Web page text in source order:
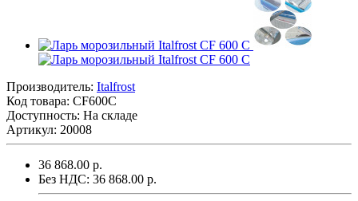
Производитель: Italfrost
Код товара: CF600C
Доступность: На складе
Артикул: 20008
36 868.00 р.
Без НДС: 36 868.00 р.